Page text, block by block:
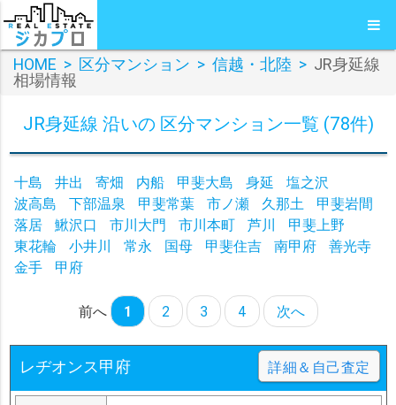
HOME > 区分マンション > 信越・北陸 > JR身延線
相場情報
JR身延線 沿いの 区分マンション一覧 (78件)
十島 井出 寄畑 内船 甲斐大島 身延
塩之沢
波高島
下部温泉 甲斐常葉 市ノ瀬 久那土
甲斐岩間
落居
鰍沢口 市川大門 市川本町 芦川
甲斐上野
東花輪
小井川 常永 国母 甲斐住吉 南甲府
善光寺
金手
甲府
前へ 1 2 3 4 次へ
レヂオンス甲府 詳細＆自己査定